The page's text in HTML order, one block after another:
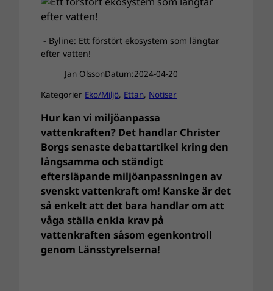
- Byline: Ett förstört ekosystem som längtar
efter vatten!
Jan OlssonDatum:2024-04-20
Kategorier Eko/Miljö, Ettan, Notiser
Hur kan vi miljöanpassa
vattenkraften? Det handlar Christer
Borgs senaste debattartikel kring den
långsamma och ständigt
eftersläpande miljöanpassningen av
svenskt vattenkraft om! Kanske är det
så enkelt att det bara handlar om att
våga ställa enkla krav på
vattenkraften såsom egenkontroll
genom Länsstyrelserna!